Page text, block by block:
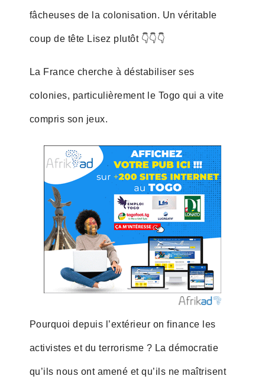
fâcheuses de la colonisation. Un véritable
coup de tête Lisez plutôt 👇👇👇
La France cherche à déstabiliser ses
colonies, particulièrement le Togo qui a vite
compris son jeux.
Pourquoi depuis l’extérieur on finance les
activistes et du terrorisme ? La démocratie
qu’ils nous ont amené et qu’ils ne maîtrisent